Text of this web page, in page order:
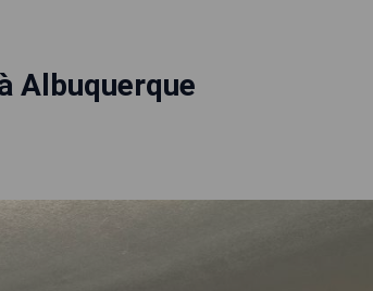
Albuquerque